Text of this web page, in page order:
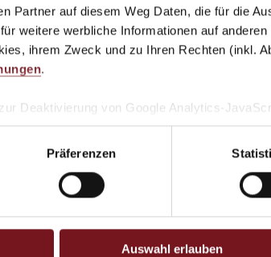
Partner auf diesem Weg Daten, die für die
weitere werbliche Informationen auf
ihrem Zweck und zu Ihren Rechten (inkl.
.
Deaktivierung von Google Analytics-
Google Analytics ihre Daten verwendet.
für Ihren Webbrowser herunter und
Präferenzen
Auswahl erlauben
(Tittmoning-Süd,